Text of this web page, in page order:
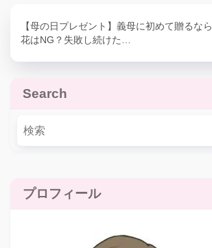
【母の日プレゼント】義母に初めて贈るなら
花はNG？失敗し続けた…
Search
プロフィール